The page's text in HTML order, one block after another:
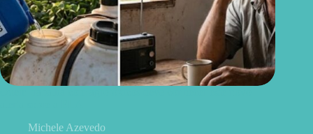
Michele Azevedo